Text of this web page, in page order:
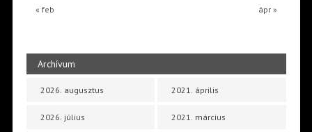
« feb ápr »
Archívum
2026. augusztus
2026. július
2021. április
2021. március